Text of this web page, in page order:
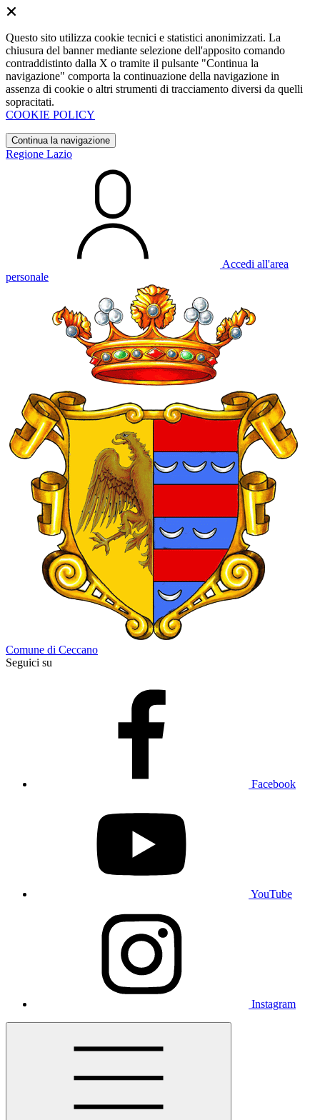
Questo sito utilizza cookie tecnici e statistici anonimizzati. La
chiusura del banner mediante selezione dell'apposito comando
contraddistinto dalla X o tramite il pulsante "Continua la
navigazione" comporta la continuazione della navigazione in
assenza di cookie o altri strumenti di tracciamento diversi da quelli
sopracitati.
COOKIE POLICY
Continua la navigazione
Regione Lazio
Accedi all'area
personale
Comune di Ceccano
Seguici su
Facebook
YouTube
Instagram